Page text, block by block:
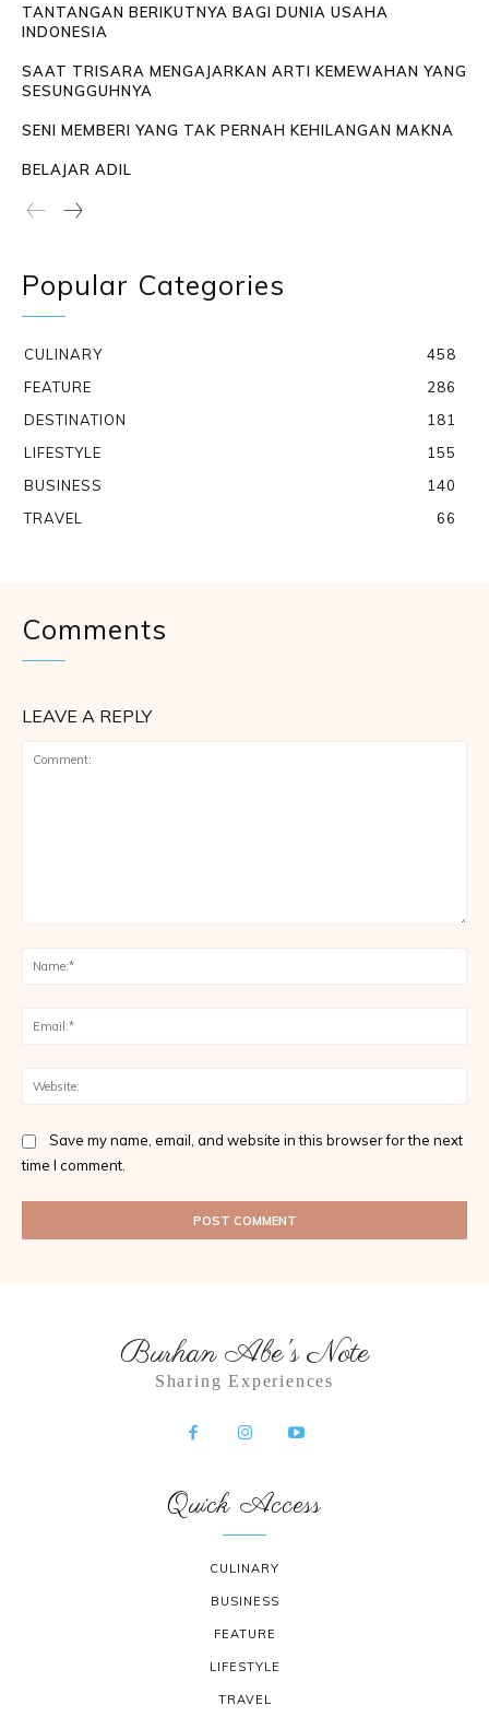
TANTANGAN BERIKUTNYA BAGI DUNIA USAHA
INDONESIA
SAAT TRISARA MENGAJARKAN ARTI KEMEWAHAN YANG
SESUNGGUHNYA
SENI MEMBERI YANG TAK PERNAH KEHILANGAN MAKNA
BELAJAR ADIL
Popular Categories
CULINARY
458
FEATURE
286
DESTINATION
181
LIFESTYLE
155
BUSINESS
140
TRAVEL
66
Comments
LEAVE A REPLY
Save my name, email, and website in this browser for the next
time I comment.
Burhan Abe's Note
Sharing Experiences
Quick Access
CULINARY
BUSINESS
FEATURE
LIFESTYLE
TRAVEL